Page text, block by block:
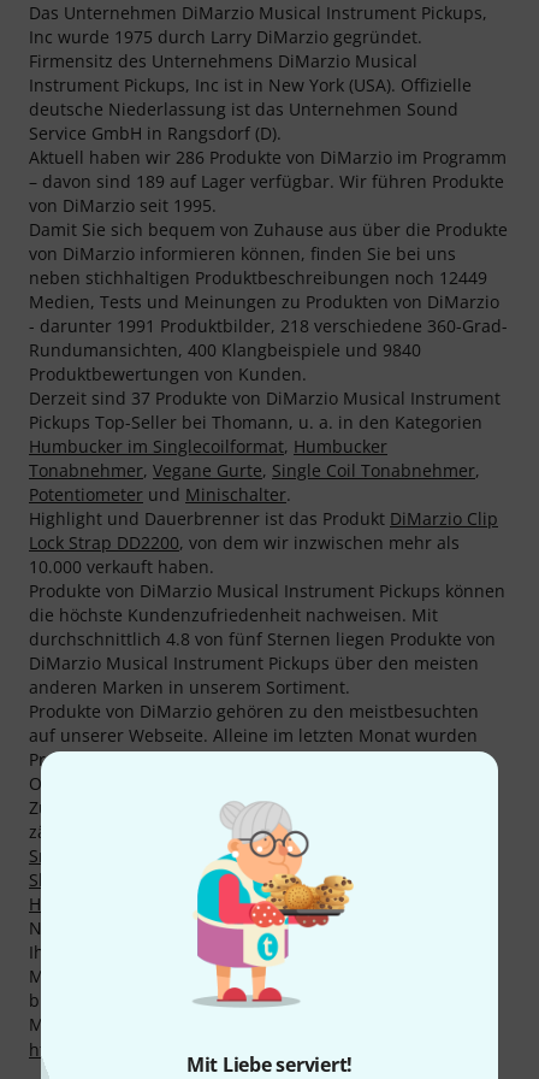
Mit Liebe serviert!
Das Unternehmen DiMarzio Musical Instrument Pickups,
Inc wurde 1975 durch Larry DiMarzio gegründet.
Firmensitz des Unternehmens DiMarzio Musical
Instrument Pickups, Inc ist in New York (USA). Offizielle
deutsche Niederlassung ist das Unternehmen Sound
Service GmbH in Rangsdorf (D).
Aktuell haben wir 286 Produkte von DiMarzio im Programm
– davon sind 189 auf Lager verfügbar. Wir führen Produkte
von DiMarzio seit 1995.
Damit Sie sich bequem von Zuhause aus über die Produkte
von DiMarzio informieren können, finden Sie bei uns
neben stichhaltigen Produktbeschreibungen noch 12449
Medien, Tests und Meinungen zu Produkten von DiMarzio
- darunter 1991 Produktbilder, 218 verschiedene 360-Grad-
Rundumansichten, 400 Klangbeispiele und 9840
Produktbewertungen von Kunden.
Derzeit sind 37 Produkte von DiMarzio Musical Instrument
Pickups Top-Seller bei Thomann, u. a. in den Kategorien
Humbucker im Singlecoilformat, Humbucker
Tonabnehmer, Vegane Gurte, Single Coil Tonabnehmer,
Potentiometer und Minischalter.
Highlight und Dauerbrenner ist das Produkt DiMarzio Clip
Lock Strap DD2200, von dem wir inzwischen mehr als
10.000 verkauft haben.
Produkte von DiMarzio Musical Instrument Pickups können
die höchste Kundenzufriedenheit nachweisen. Mit
durchschnittlich 4.8 von fünf Sternen liegen Produkte von
DiMarzio Musical Instrument Pickups über den meisten
anderen Marken in unserem Sortiment.
Produkte von DiMarzio gehören zu den meistbesuchten
auf unserer Webseite. Alleine im letzten Monat wurden
Produkte des Herstellers über 180.000 Mal im Thomann
Online-Store aufgerufen.
Zu den Musikern, die Equipment von DiMarzio benutzen,
zählen unter anderem bekannte Größen wie
Smashing Pumpkins
Eddie Van Halen
Sheehan
Andy Timmons,Joe Satriani,Eric Johnson
Howe
Neben unserer 3 Jahre Thomann Garantie gewähren wir
Ihnen auch auf Produkte von DiMarzio unsere 30-tägige
Money-Back-Garantie. Unsere kompetenten Fachleute
bieten Ihnen zudem weiteren Service vor Ort.
Mehr Informationen zum Hersteller finden Sie auf
http://www.dimarzio.com/